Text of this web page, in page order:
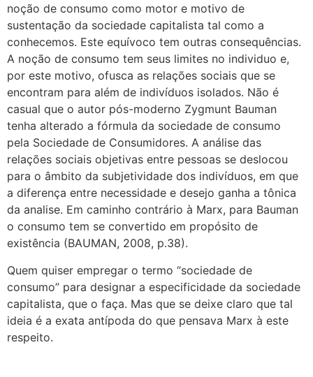
noção de consumo como motor e motivo de
sustentação da sociedade capitalista tal como a
conhecemos. Este equívoco tem outras consequências.
A noção de consumo tem seus limites no individuo e,
por este motivo, ofusca as relações sociais que se
encontram para além de indivíduos isolados. Não é
casual que o autor pós-moderno Zygmunt Bauman
tenha alterado a fórmula da sociedade de consumo
pela Sociedade de Consumidores. A análise das
relações sociais objetivas entre pessoas se deslocou
para o âmbito da subjetividade dos indivíduos, em que
a diferença entre necessidade e desejo ganha a tônica
da analise. Em caminho contrário à Marx, para Bauman
o consumo tem se convertido em propósito de
existência (BAUMAN, 2008, p.38).
Quem quiser empregar o termo “sociedade de
consumo” para designar a especificidade da sociedade
capitalista, que o faça. Mas que se deixe claro que tal
ideia é a exata antípoda do que pensava Marx à este
respeito.